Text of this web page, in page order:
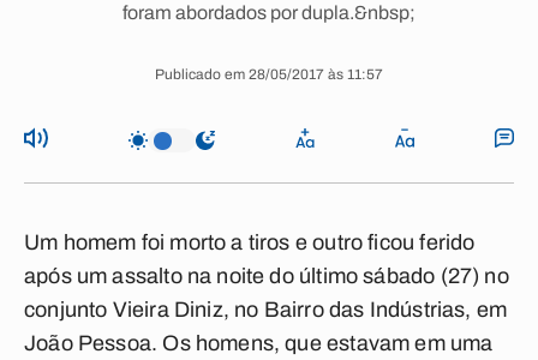
foram abordados por dupla.&nbsp;
Publicado em 28/05/2017 às 11:57
Um homem foi morto a tiros e outro ficou ferido
após um assalto na noite do último sábado (27) no
conjunto Vieira Diniz, no Bairro das Indústrias, em
João Pessoa. Os homens, que estavam em uma